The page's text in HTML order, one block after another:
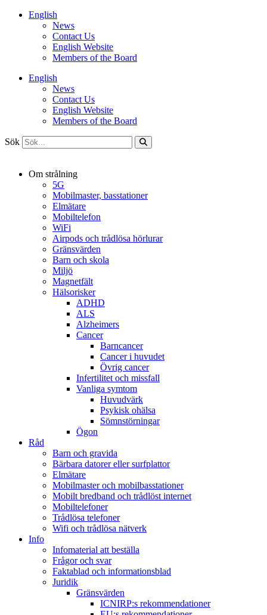
HoppaEnglish
News
Contact Us
English Website
Members of the Board
English
News
Contact Us
English Website
Members of the Board
Sök
Om strålning
5G
Mobilmaster, basstationer
Elmätare
Mobiltelefon
WiFi
Airpods och trådlösa hörlurar
Gränsvärden
Barn och skola
Miljö
Magnetfält
Hälsorisker
ADHD
ALS
Alzheimers
Cancer
Barncancer
Cancer i huvudet
Övrig cancer
Infertilitet och missfall
Vanliga symtom
Huvudvärk
Psykisk ohälsa
Sömnstörningar
Ögon
Råd
Barn och gravida
Bärbara datorer eller surfplattor
Elmätare
Mobilmaster och mobilbasstationer
Mobilt bredband och trådlöst internet
Mobiltelefoner
Trådlösa telefoner
Wifi och trådlösa nätverk
Info
Infomaterial att beställa
Frågor och svar
Faktablad och informationsblad
Juridik
Gränsvärden
ICNIRP:s rekommendationer